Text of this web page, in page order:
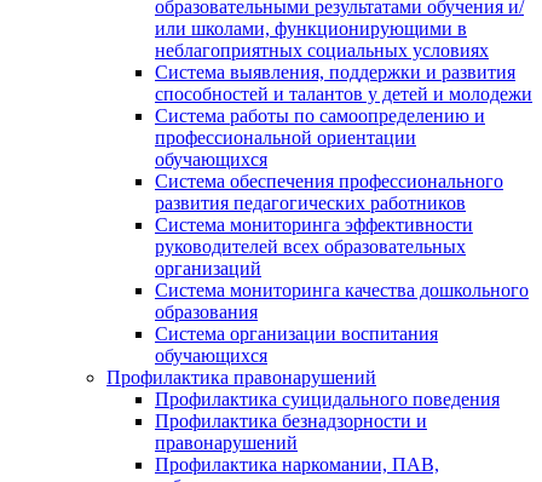
образовательными результатами обучения и/
или школами, функционирующими в
неблагоприятных социальных условиях
Система выявления, поддержки и развития
способностей и талантов у детей и молодежи
Система работы по самоопределению и
профессиональной ориентации
обучающихся
Система обеспечения профессионального
развития педагогических работников
Система мониторинга эффективности
руководителей всех образовательных
организаций
Система мониторинга качества дошкольного
образования
Система организации воспитания
обучающихся
Профилактика правонарушений
Профилактика суицидального поведения
Профилактика безнадзорности и
правонарушений
Профилактика наркомании, ПАВ,